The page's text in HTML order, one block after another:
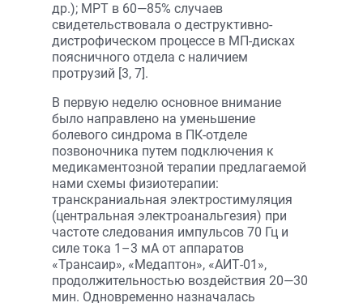
др.); МРТ в 60—85% случаев
свидетельствовала о деструктивно-
дистрофическом процессе в МП-дисках
поясничного отдела с наличием
протрузий [3, 7].
В первую неделю основное внимание
было направлено на уменьшение
болевого синдрома в ПК-отделе
позвоночника путем подключения к
медикаментозной терапии предлагаемой
нами схемы физиотерапии:
транскраниальная электростимуляция
(центральная электроанальгезия) при
частоте следования импульсов 70 Гц и
силе тока 1–3 мА от аппаратов
«Трансаир», «Медаптон», «АИТ-01»,
продолжительностью воздействия 20—30
мин. Одновременно назначалась